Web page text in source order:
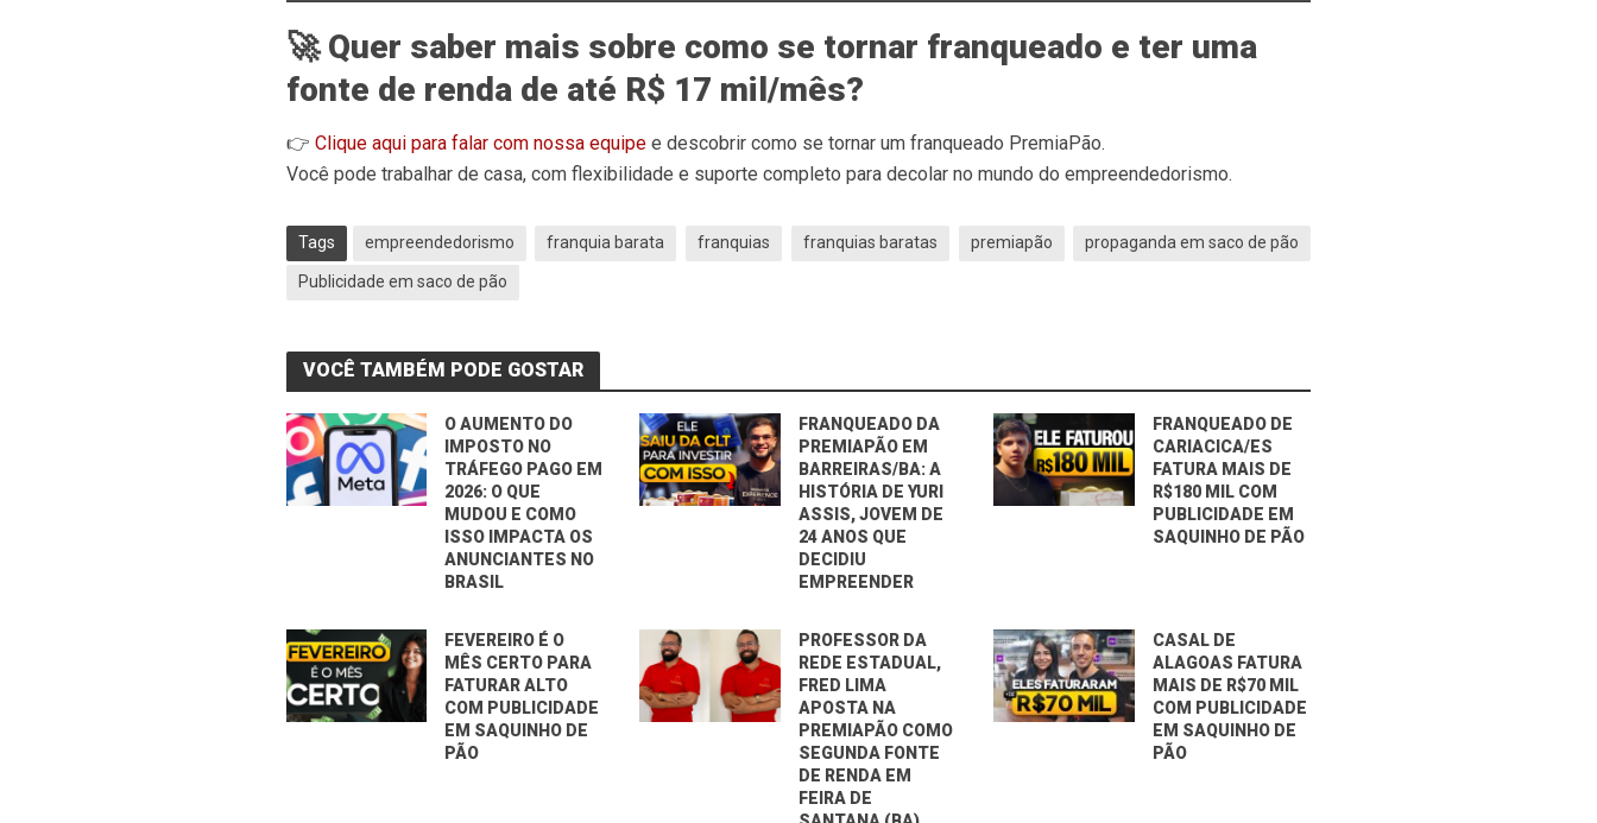
🚀 Quer saber mais sobre como se tornar franqueado e ter uma
fonte de renda de até R$ 17 mil/mês?
👉 Clique aqui para falar com nossa equipee descobrir como se tornar um franqueado PremiaPão.
Você pode trabalhar de casa, com flexibilidade e suporte completo para decolar no mundo do empreendedorismo.
Tags empreendedorismo franquia barata franquias franquias baratas premiapão propaganda em saco de pão
Publicidade em saco de pão
VOCÊ TAMBÉM PODE GOSTAR
O AUMENTO DO
IMPOSTO NO
TRÁFEGO PAGO EM
2026: O QUE
MUDOU E COMO
ISSO IMPACTA OS
ANUNCIANTES NO
BRASIL
FRANQUEADO DA
PREMIAPÃO EM
BARREIRAS/BA: A
HISTÓRIA DE YURI
ASSIS, JOVEM DE
24 ANOS QUE
DECIDIU
EMPREENDER
FRANQUEADO DE
CARIACICA/ES
FATURA MAIS DE
R$180 MIL COM
PUBLICIDADE EM
SAQUINHO DE PÃO
FEVEREIRO É O
MÊS CERTO PARA
FATURAR ALTO
COM PUBLICIDADE
EM SAQUINHO DE
PÃO
PROFESSOR DA
REDE ESTADUAL,
FRED LIMA
APOSTA NA
PREMIAPÃO COMO
SEGUNDA FONTE
DE RENDA EM
FEIRA DE
CASAL DE
ALAGOAS FATURA
MAIS DE R$70 MIL
COM PUBLICIDADE
EM SAQUINHO DE
PÃO